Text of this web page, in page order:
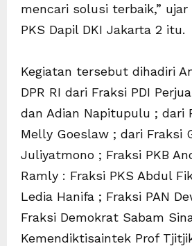
mencari solusi terbaik,”
PKS Dapil DKI Jakarta 2 itu.
Kegiatan tersebut dihadiri
DPR RI dari Fraksi PDI
dan Adian Napitupulu ; dari
Melly Goeslaw ; dari Fraksi
Juliyatmono ; Fraksi PKB
Ramly : Fraksi PKS Abdul
Ledia Hanifa ; Fraksi PAN
Fraksi Demokrat Sabam
Kemendiktisaintek Prof